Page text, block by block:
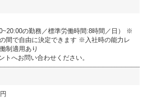
の勤務／標準労働時間:8時間／日） ※
間で自由に決定できます ※入社時の能力レ
制適用あり
へお問い合わせください。